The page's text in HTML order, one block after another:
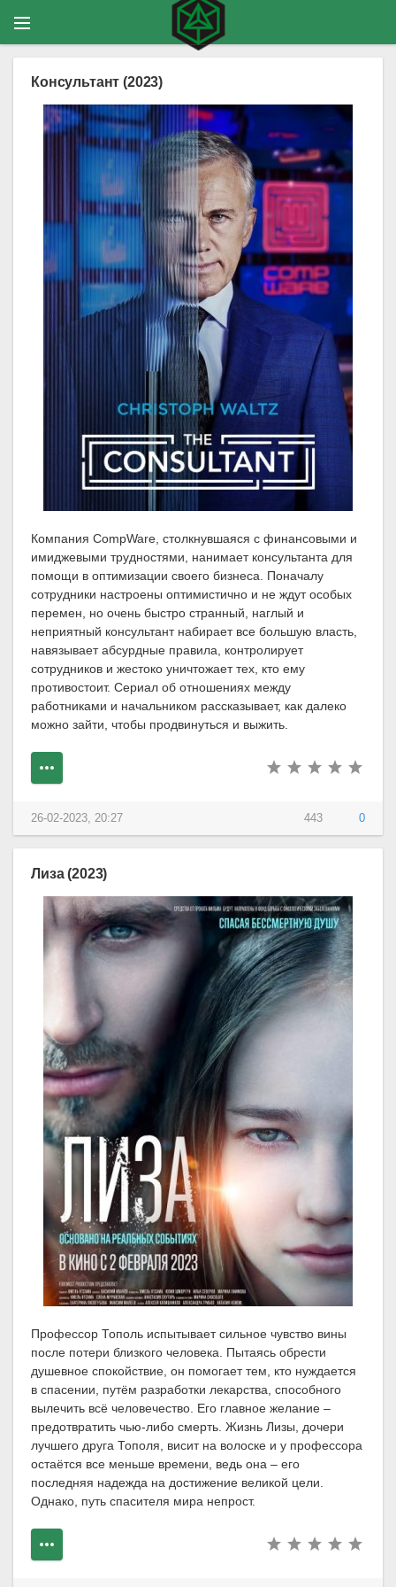
Консультант (2023)
Компания CompWare, столкнувшаяся с финансовыми и
имиджевыми трудностями, нанимает консультанта для
помощи в оптимизации своего бизнеса. Поначалу
сотрудники настроены оптимистично и не ждут особых
перемен, но очень быстро странный, наглый и
неприятный консультант набирает все большую власть,
навязывает абсурдные правила, контролирует
сотрудников и жестоко уничтожает тех, кто ему
противостоит. Сериал об отношениях между
работниками и начальником рассказывает, как далеко
можно зайти, чтобы продвинуться и выжить.
443 0
26-02-2023, 20:27
Лиза (2023)
Профессор Тополь испытывает сильное чувство вины
после потери близкого человека. Пытаясь обрести
душевное спокойствие, он помогает тем, кто нуждается
в спасении, путём разработки лекарства, способного
вылечить всё человечество. Его главное желание –
предотвратить чью-либо смерть. Жизнь Лизы, дочери
лучшего друга Тополя, висит на волоске и у профессора
остаётся все меньше времени, ведь она – его
последняя надежда на достижение великой цели.
Однако, путь спасителя мира непрост.